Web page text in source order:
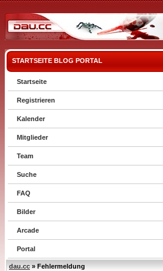
STARTSEITE BLOG PORTAL
Startseite
Registrieren
Kalender
Mitglieder
Team
Suche
FAQ
Bilder
Arcade
Portal
dau.cc » Fehlermeldung